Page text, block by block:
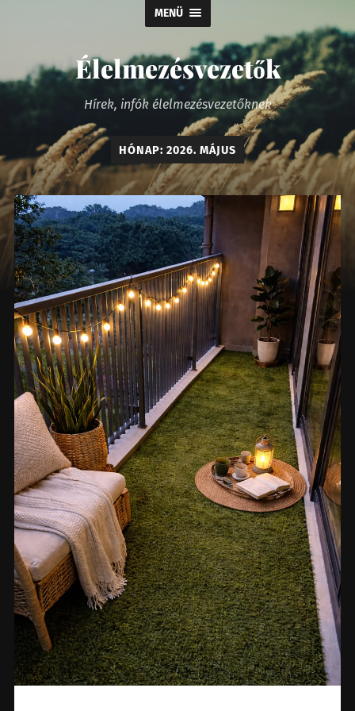
MENÜ
Élelmezésvezetők
Hírek, infók élelmezésvezetőknek
HÓNAP: 2026. MÁJUS